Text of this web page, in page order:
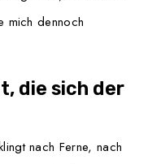
mich dennoch
die sich der
nach Ferne, nach